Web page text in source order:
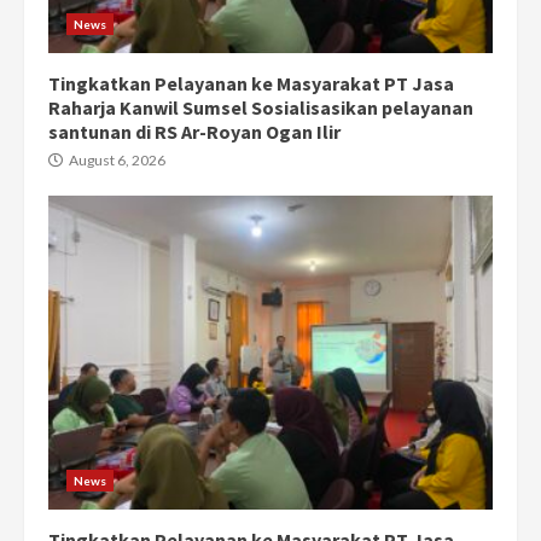
News
Tingkatkan Pelayanan ke Masyarakat PT Jasa
Raharja Kanwil Sumsel Sosialisasikan pelayanan
santunan di RS Ar-Royan Ogan Ilir
August 6, 2026
News